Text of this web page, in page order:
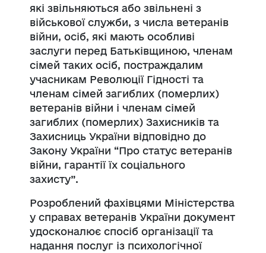
які звільняються або звільнені з
військової служби, з числа ветеранів
війни, осіб, які мають особливі
заслуги перед Батьківщиною, членам
сімей таких осіб, постраждалим
учасникам Революції Гідності та
членам сімей загиблих (померлих)
ветеранів війни і членам сімей
загиблих (померлих) Захисників та
Захисниць України відповідно до
Закону України “Про статус ветеранів
війни, гарантії їх соціального
захисту”.
Розроблений фахівцями Міністерства
у справах ветеранів України документ
удосконалює спосіб організації та
надання послуг із психологічної